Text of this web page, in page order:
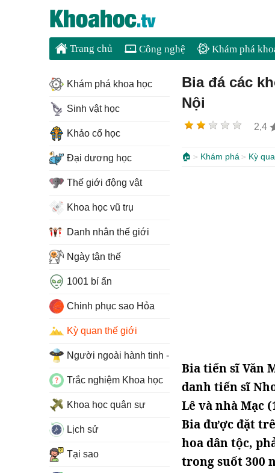
Trang chủ Công nghệ Khám phá
Bia đá các
Nội
2,4
🏠 Khám phá Kỳ
Bia tiến sĩ Văn
danh tiến sĩ
Lê và nhà Mạc
Bia được đặt
hoa dân tộc,
trong suốt 300
Khám phá khoa học
Sinh vật học
Khảo cổ học
Đại dương học
Thế giới động vật
Khoa học vũ trụ
Danh nhân thế giới
Ngày tận thế
1001 bí ẩn
Chinh phục sao Hỏa
Kỳ quan thế giới
Người ngoài hành tinh - UFO
Trắc nghiệm Khoa học
Khoa học quân sự
Lịch sử
Tại sao